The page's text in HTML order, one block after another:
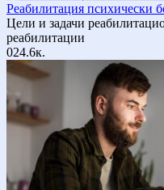
Реабилитация психически
Цели и задачи
реабилитации
024.6к.